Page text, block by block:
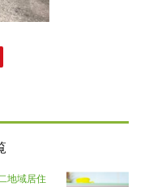
地域居住